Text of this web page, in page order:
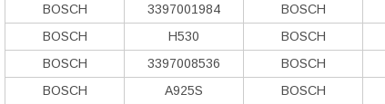
BOSCH
3397001984 BOSCH
BOSCH
H530 BOSCH
BOSCH
3397008536 BOSCH
BOSCH
A925S BOSCH